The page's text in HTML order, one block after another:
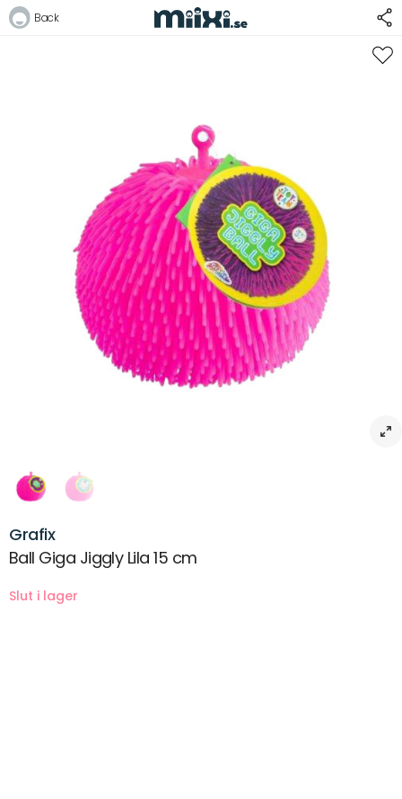
Logga in
Bli medlem i Club Miixi
Glömt ditt lösenord?
Ansök om att bli B2B-kund
Back
29%
Grafix
Ball Giga Jiggly Lila 15 cm